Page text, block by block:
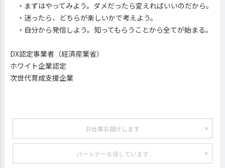
・まずはやってみよう。ダメだったら変えればいいのだから。
・迷ったら、どちらが楽しいかで考えよう。
・自分から発信しよう。知ってもらうことから全てが始まる。
DX認定事業者（経済産業省）
ホワイト企業認定
次世代育成支援企業
お仕事お請けします
パートナーを探しています